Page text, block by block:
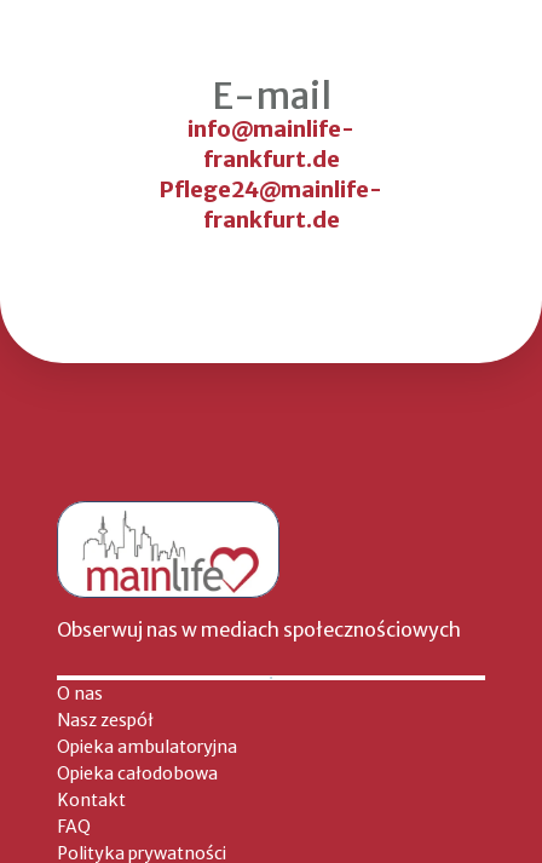
E-mail
info@mainlife-
frankfurt.de
Pflege24@mainlife-
frankfurt.de
Obserwuj nas w mediach społecznościowych
O nas
Nasz zespół
Opieka ambulatoryjna
Opieka całodobowa
Kontakt
FAQ
Polityka prywatności